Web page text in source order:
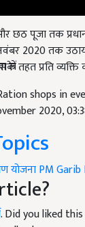
लें
छठ पूजा तक
2020 तक
तहत प्रति
shops in
2020,
योजनाPM Garib
. Did you liked